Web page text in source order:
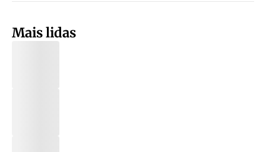
Mais lidas